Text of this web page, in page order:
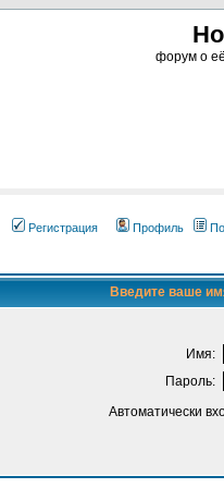
форум о
Регистрация Профиль
Введите ваше
Имя:
Пароль:
Автоматически